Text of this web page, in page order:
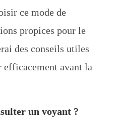
ce mode de
propices pour le
des conseils utiles
efficacement avant la
un voyant ?